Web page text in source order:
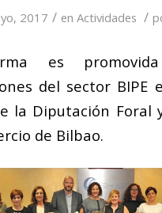
2017 / enActividades /
es
del sector BIPE
la Diputación Foral
de Bilbao.